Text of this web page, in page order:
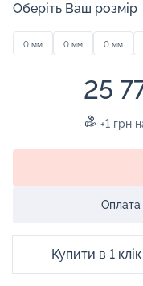
Оберіть Ваш розмір
0 мм 0 мм 0 мм
25
+1 грн
Оплата
Купити в 1 клік